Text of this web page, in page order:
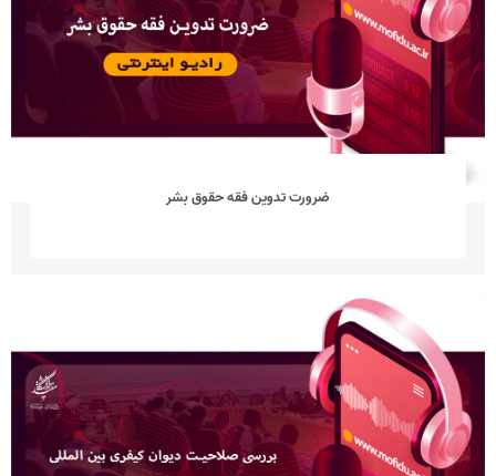
ضرورت تدوین فقه حقوق بشر